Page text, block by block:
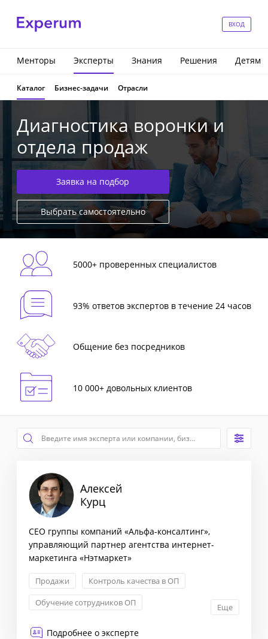
ВХОД
Менторы Эксперты Знания Решения Детям
Каталог Бизнес-задачи Отрасли
Диагностика воронки и
отдела продаж
Заявка на подбор
Выбрать самостоятельно
5000+ проверенных специалистов
93% ответов экспертов в течение 24 часов
Общение без посредников
10 000+ довольных клиентов
Алексей
Курц
CEO группы компаний «Альфа-консалтинг»,
управляющий партнер агентства интернет-
маркетинга «Нэтмаркет»
Продажи
Контроль качества в ОП
Обучение сотрудников ОП
Еще
Подробнее о эксперте